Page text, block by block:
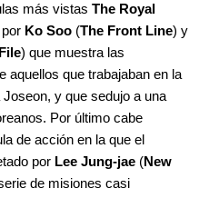
más vistas The Royal
Ko Soo (The Front Line) y
) que muestra las
aquellos que trabajaban en la
y que sedujo a una
Por último cabe
de acción en la que el
por Lee Jung-jae (New
de misiones casi